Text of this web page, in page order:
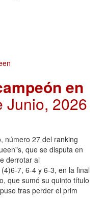
en
Junio, 2026
número 27 del ranking
que se disputa en
derrotar al
7, 6-4 y 6-3, en la final
que sumó su quinto título
tras perder el prim